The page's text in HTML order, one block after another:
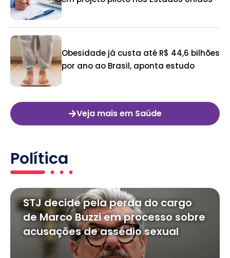
Obesidade já custa até R$ 44,6 bilhões
por ano ao Brasil, aponta estudo
Veja mais em Saúde
Política
STJ decide pela perda do cargo
de Marco Buzzi em processo sobre
acusações de assédio sexual